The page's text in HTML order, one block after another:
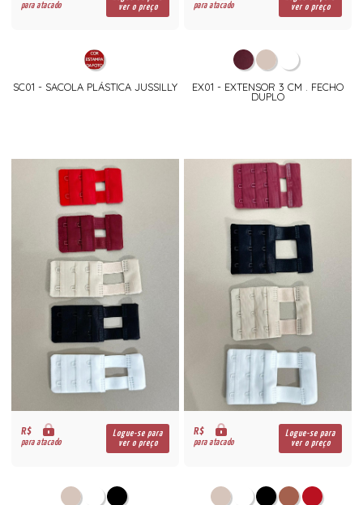
para atacado
ver o preço
SC01 - SACOLA PLÁSTICA JUSSILLY
para atacado
ver o preço
EX01 - EXTENSOR 3 CM . FECHO
DUPLO
R$
para atacado
Logue-se para
ver o preço
R$
para atacado
Logue-se para
ver o preço